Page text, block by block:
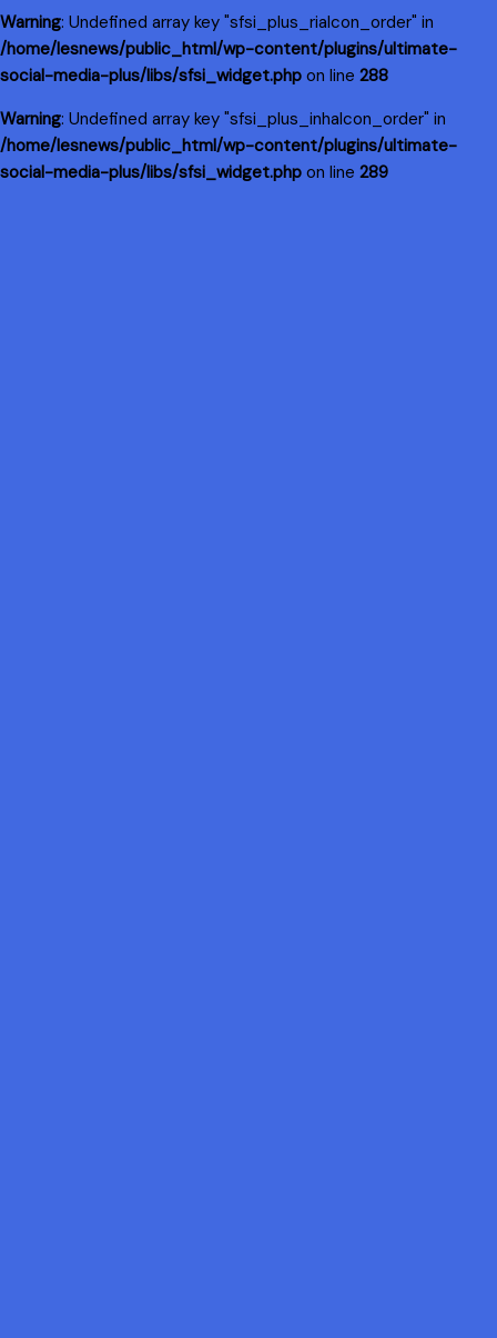
Warning: Undefined array key "sfsi_plus_riaIcon_order" in
/home/lesnews/public_html/wp-content/plugins/ultimate-
social-media-plus/libs/sfsi_widget.php on line 288
Warning: Undefined array key "sfsi_plus_inhaIcon_order" in
/home/lesnews/public_html/wp-content/plugins/ultimate-
social-media-plus/libs/sfsi_widget.php on line 289